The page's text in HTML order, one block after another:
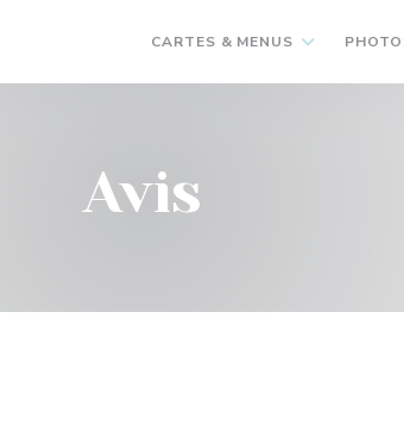
CARTES & MENUS
Avis